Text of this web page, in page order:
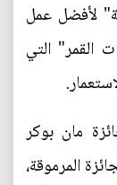
لأفضل عمل
القمر" التي
مان بوكر
المرموقة،